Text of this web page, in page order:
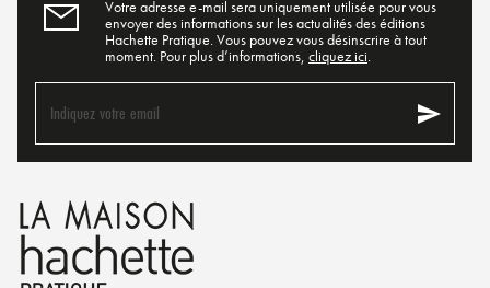
Votre adresse e-mail sera uniquement utilisée pour vous
envoyer des informations sur les actualités des éditions
Hachette Pratique. Vous pouvez vous désinscrire à tout
moment. Pour plus d’informations, cliquez ici.
Indiquez votre email send